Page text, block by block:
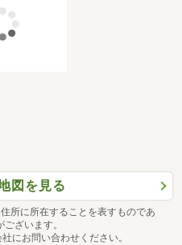
図を見る
所に所在することを表すものであ
ざいます。
にお問い合わせください。